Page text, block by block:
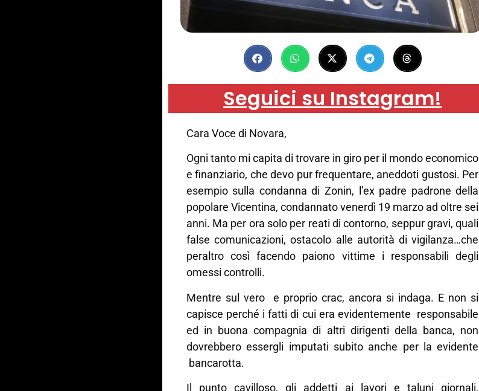
Seguici su Instagram!
Cara Voce di Novara,
Ogni tanto mi capita di trovare in giro per il mondo economico
e finanziario, che devo pur frequentare, aneddoti gustosi. Per
esempio sulla condanna di Zonin, l’ex padre padrone della
popolare Vicentina, condannato venerdì 19 marzo ad oltre sei
anni. Ma per ora solo per reati di contorno, seppur gravi, quali
false comunicazioni, ostacolo alle autorità di vigilanza…che
peraltro così facendo paiono vittime i responsabili degli
omessi controlli.
Mentre sul vero e proprio crac, ancora si indaga. E non si
capisce perché i fatti di cui era evidentemente responsabile
ed in buona compagnia di altri dirigenti della banca, non
dovrebbero essergli imputati subito anche per la evidente
bancarotta.
Il punto cavilloso, gli addetti ai lavori e taluni giornali,